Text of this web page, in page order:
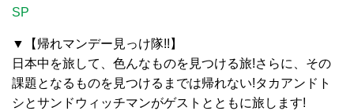
SP
▼【帰れマンデー見っけ隊!!】
日本中を旅して、色んなものを見つける旅!さらに、その
課題となるものを見つけるまでは帰れない!タカアンドト
シとサンドウィッチマンがゲストとともに旅します!